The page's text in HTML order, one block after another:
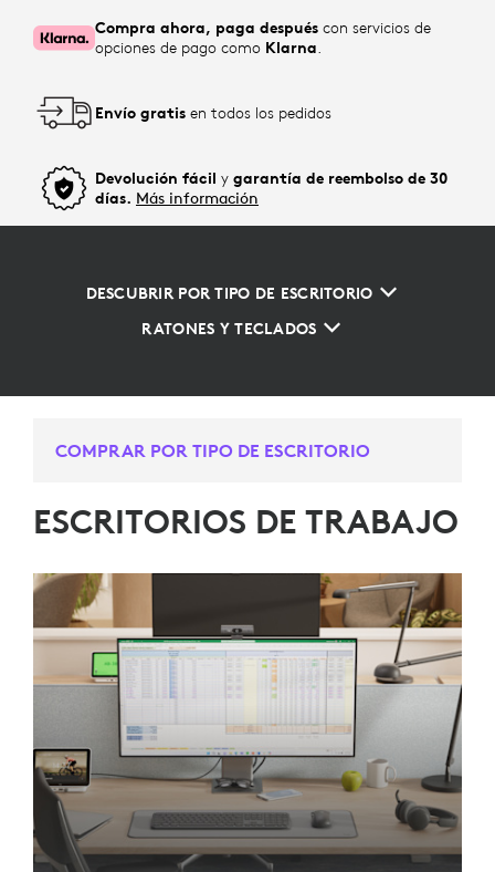
Compra ahora, paga después con servicios de
opciones de pago como Klarna.
Envío gratis en todos los pedidos
Devolución fácil y garantía de reembolso de 30
días. Más información
DESCUBRIR POR TIPO DE ESCRITORIO
RATONES Y TECLADOS
COMPRAR POR TIPO DE ESCRITORIO
ESCRITORIOS DE TRABAJO